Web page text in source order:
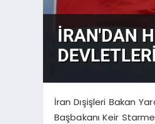
İran Dışişleri Bakan
Başbakanı Keir